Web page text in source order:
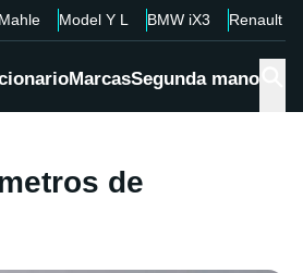
Mahle Model Y L BMW iX3 Renault
MarcasSegunda mano
de